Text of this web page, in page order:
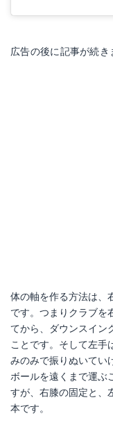
広告の後に記事が続き
体の軸を作る方法は、
です。つまりクラブを
てから、ダウンスイン
ことです。そして左手
みのみで振りぬいてい
ボールを遠くまで運ぶ
すが、右膝の固定と、
本です。